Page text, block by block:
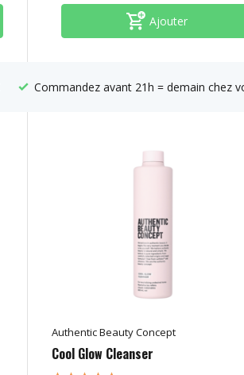
Ajouter
Commandez avant 21h = demain chez
Authentic Beauty Concept
Cool Glow Cleanser